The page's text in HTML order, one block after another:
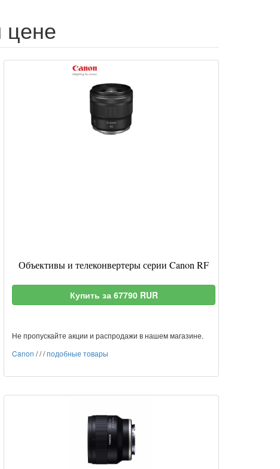
цене
Объективы и телеконвертеры серии Canon RF
Купить за 67790 RUR
Не пропускайте акции и распродажи в нашем магазине.
Canon ///подобные товары